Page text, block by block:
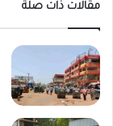
مقالات ذات صلة